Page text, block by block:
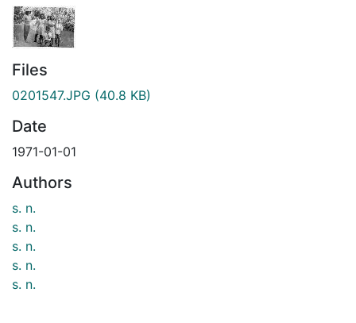
Files
0201547.JPG (40.8 KB)
Date
1971-01-01
Authors
s. n.
s. n.
s. n.
s. n.
s. n.